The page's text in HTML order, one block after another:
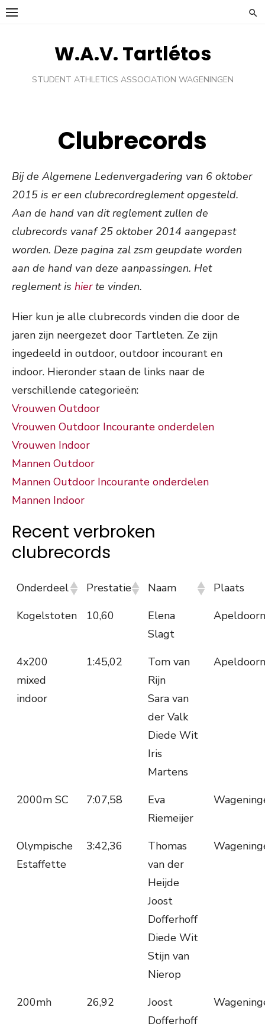
Ga
W.A.V. Tartlétos
STUDENT ATHLETICS ASSOCIATION WAGENINGEN
Clubrecords
Bij de Algemene Ledenvergadering van 6 oktober
2015 is er een clubrecordreglement opgesteld.
Aan de hand van dit reglement zullen de
clubrecords vanaf 25 oktober 2014 aangepast
worden. Deze pagina zal zsm geupdate worden
aan de hand van deze aanpassingen. Het
reglement is hierte vinden.
Hier kun je alle clubrecords vinden die door de
jaren zijn neergezet door Tartleten. Ze zijn
ingedeeld in outdoor, outdoor incourant en
indoor. Hieronder staan de links naar de
verschillende categorieën:
Vrouwen Outdoor
Vrouwen Outdoor Incourante onderdelen
Vrouwen Indoor
Mannen Outdoor
Mannen Outdoor Incourante onderdelen
Mannen Indoor
Recent verbroken
clubrecords
Onderdeel Prestatie Naam
Plaats
Kogelstoten
10,60
Elena
Slagt
Apeldoorn
4x200
mixed
indoor
1:45,02
Tom van
Rijn
Sara van
der Valk
Diede Wit
Iris
Martens
Apeldoorn
2000m SC 7:07,58
Eva
Riemeijer
Olympische
Estaffette
3:42,36
Thomas
van der
Heijde
Joost
Dofferhoff
Diede Wit
Stijn van
Nierop
200mh 26,92
Joost
Dofferhoff